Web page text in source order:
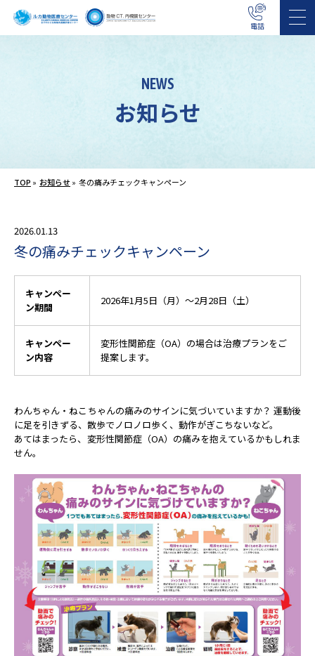
電話
NEWS
お知らせ
TOP » お知らせ » 冬の痛みチェックキャンペーン
2026.01.13
冬の痛みチェックキャンペーン
キャンペー
ン期間
2026年1月5日（月）～2月28日（土）
キャンペー
ン内容
変形性関節症（OA）の場合は治療プランをご
提案します。
わんちゃん・ねこちゃんの痛みのサインに気づいていますか？ 運動後
に足を引きずる、散歩でノロノロ歩く、動作がぎこちないなど。
あてはまったら、変形性関節症（OA）の痛みを抱えているかもしれま
せん。